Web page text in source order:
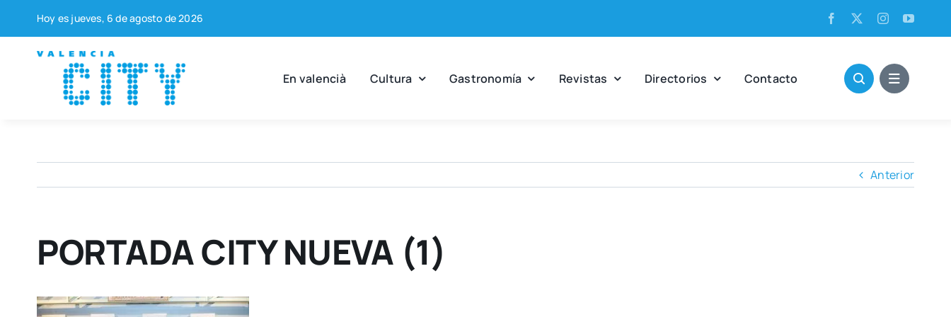
contenido
Hoy es jue­ves, 6 de agos­to de 2026
En valen­cià Cul­tu­ra Gas­tro­no­mía Revis­tas Direc­to­rios Con­tac­to
Anterior
PORTADA CITY NUEVA (1)